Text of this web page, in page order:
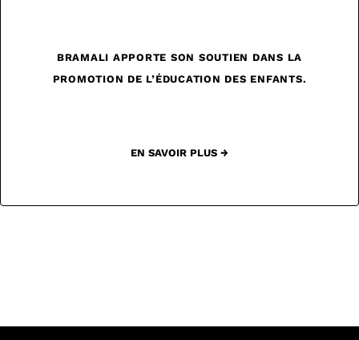
BRAMALI APPORTE SON SOUTIEN DANS LA
PROMOTION DE L’ÉDUCATION DES ENFANTS.
EN SAVOIR PLUS →